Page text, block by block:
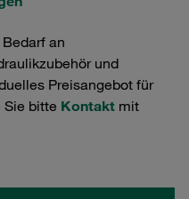
an
und
Preisangebot für
Sie bitte Kontakt mit